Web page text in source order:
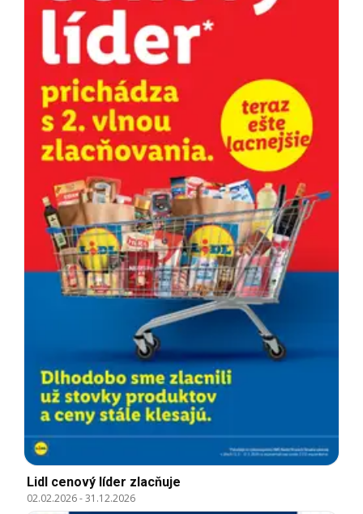
Lidl cenový líder zlacňuje
02.02.2026-31.12.2026